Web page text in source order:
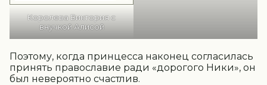
Королева Виктория с
внучкой Алисой
Поэтому, когда принцесса наконец согласилась
принять православие ради «дорогого Ники», он
был невероятно счастлив.